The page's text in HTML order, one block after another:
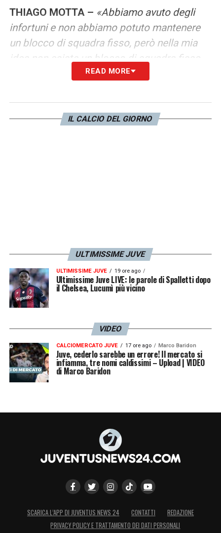
THIAGO MOTTA – «Abbiamo avuto degli
infortuni e non abbiamo potuto mantenere
un blocco di squadra fisso, però nella mia
idea non esiste un blocco di squadra fisso.
La mia idea è mettere tante ore di lavoro e
pensare partita dopo partita e avere la
migliore squadra possibile».
READ MORE
IL CALCIO DEL GIORNO
ULTIMISSIME JUVE
ULTIMISSIME JUVE 19 ore ago
Ultimissime Juve LIVE: le parole di Spalletti dopo
il Chelsea, Lucumì più vicino
VIDEO
CALCIOMERCATO JUVE 17 ore ago Marco Baridon
Juve, cederlo sarebbe un errore! Il mercato si
infiamma, tre nomi caldissimi – Upload | VIDEO
di Marco Baridon
SCARICA L’APP DI JUVENTUS NEWS 24 CONTATTI
REDAZIONE
PRIVACY POLICY E TRATTAMENTO DEI DATI PERSONALI